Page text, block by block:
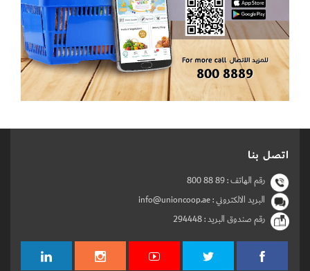
اتصل بنا
رقم الهاتف :800 88 89
البريد الالكتروني : info@unioncoop.ae
رقم صندوق البريد :294448